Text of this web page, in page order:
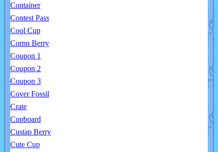
Container
Contest Pass
Cool Cup
Cornn Berry
Coupon 1
Coupon 2
Coupon 3
Cover Fossil
Crate
Cupboard
Custap Berry
Cute Cup